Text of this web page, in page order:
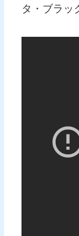
タ・ブラッ